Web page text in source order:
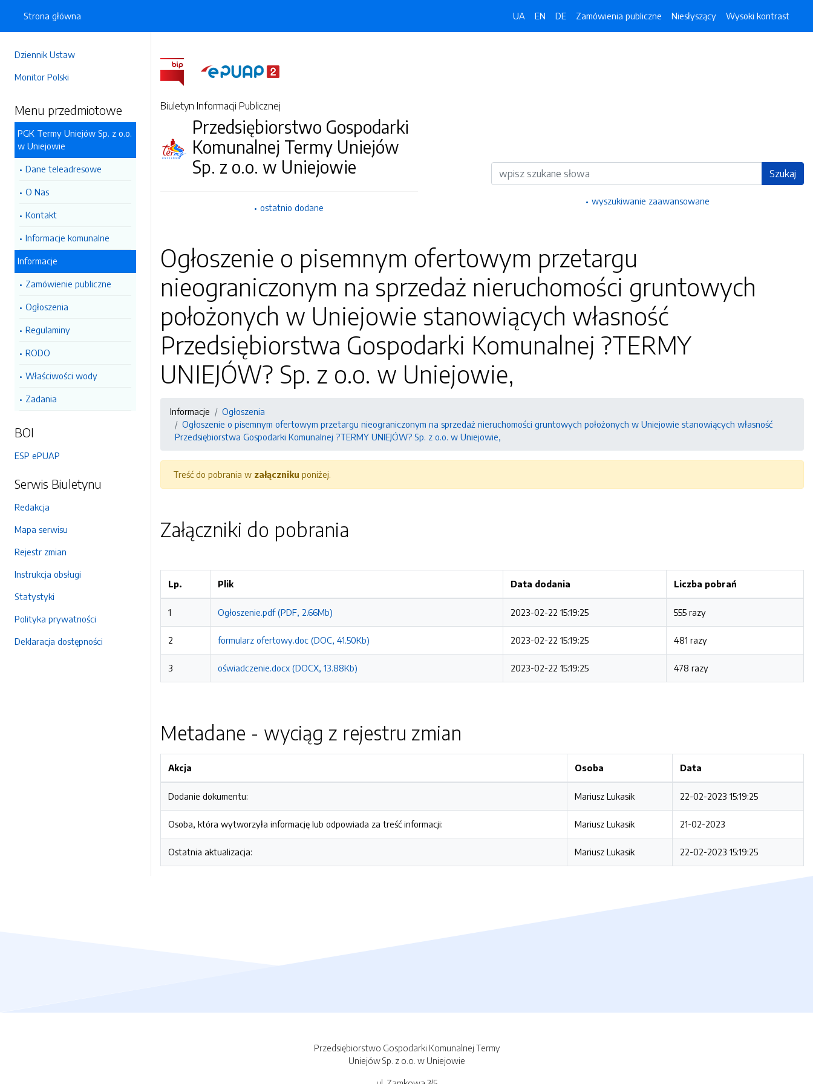
Dziennik Ustaw
Monitor Polski
Menu przedmiotowe
PGK Termy Uniejów Sp. z o.o.
w Uniejowie
Dane teleadresowe
O Nas
Kontakt
Informacje komunalne
Informacje
Zamówienie publiczne
Ogłoszenia
Regulaminy
RODO
Właściwości wody
Zadania
BOI
ESP ePUAP
Serwis Biuletynu
Redakcja
Mapa serwisu
Rejestr zmian
Instrukcja obsługi
Statystyki
Polityka prywatności
Deklaracja dostępności
Strona główna UA EN DE Zamówienia publiczne Niesłyszący Wysoki kontrast
Biuletyn Informacji Publicznej
Przedsiębiorstwo Gospodarki
Komunalnej Termy Uniejów
Sp. z o.o. w Uniejowie
ostatnio dodane
Wyszukiwarka Szukaj
wyszukiwanie zaawansowane
Ogłoszenie o pisemnym ofertowym przetargu
nieograniczonym na sprzedaż nieruchomości gruntowych
położonych w Uniejowie stanowiących własność
Przedsiębiorstwa Gospodarki Komunalnej ?TERMY
UNIEJÓW? Sp. z o.o. w Uniejowie,
Informacje
Ogłoszenia
Ogłoszenie o pisemnym ofertowym przetargu nieograniczonym na sprzedaż nieruchomości gruntowych położonych w Uniejowie stanowiących własność
Przedsiębiorstwa Gospodarki Komunalnej ?TERMY UNIEJÓW? Sp. z o.o. w Uniejowie,
Treść do pobrania w załączniku poniżej.
Załączniki do pobrania
Lp. Plik Data dodania Liczba pobrań
1 Ogłoszenie.pdf (PDF, 2.66Mb) 2023-02-22 15:19:25 555 razy
2 formularz ofertowy.doc (DOC, 41.50Kb) 2023-02-22 15:19:25 481 razy
3 oświadczenie.docx (DOCX, 13.88Kb) 2023-02-22 15:19:25 478 razy
Metadane - wyciąg z rejestru zmian
Akcja Osoba Data
Dodanie dokumentu: Mariusz Lukasik 22-02-2023 15:19:25
Osoba, która wytworzyła informację lub odpowiada za treść informacji: Mariusz Lukasik 21-02-2023
Ostatnia aktualizacja: Mariusz Lukasik 22-02-2023 15:19:25
Przedsiębiorstwo Gospodarki Komunalnej Termy
Uniejów Sp. z o.o. w Uniejowie